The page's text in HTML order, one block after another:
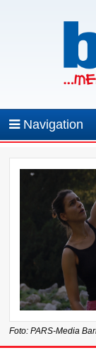
Navigation
Foto: PARS-Media